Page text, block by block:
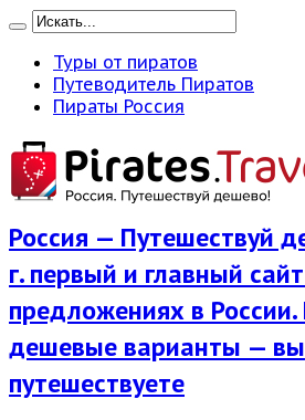
Туры от пиратов
Путеводитель Пиратов
Пираты Россия
Россия — Путешествуй
г. первый и главный
предложениях в
дешевые варианты — вы
путешествуете